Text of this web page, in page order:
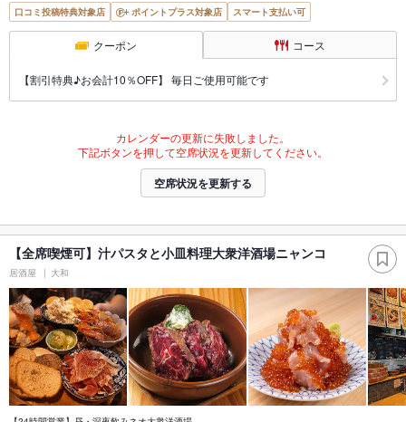
口コミ投稿特典対象店 ポイントプラス対象店 スマート支払い可
クーポン コース
【割引特典♪お会計10％OFF】 毎日ご使用可能です
カレンダーの更新に失敗しました。
下記ボタンを押して空席状況を更新してください。
空席状況を更新する
【全席喫煙可】汁パスタと小皿料理大衆洋酒場ニャンコ
居酒屋 大和